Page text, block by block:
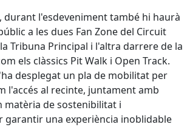
durant l'esdeveniment també hi haurà
a les dues Fan Zone del Circuit
Tribuna Principal i l'altra darrere de la
els clàssics Pit Walk i Open Track.
desplegat un pla de mobilitat per
l'accés al recinte, juntament amb
matèria de sostenibilitat i
garantir una experiència inoblidable